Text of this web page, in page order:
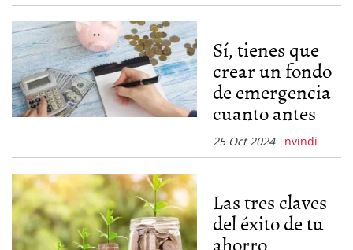
Sí, tienes que
crear un fondo
de emergencia
cuanto antes
25 Oct 2024 nvindi
Las tres claves
del éxito de tu
ahorro